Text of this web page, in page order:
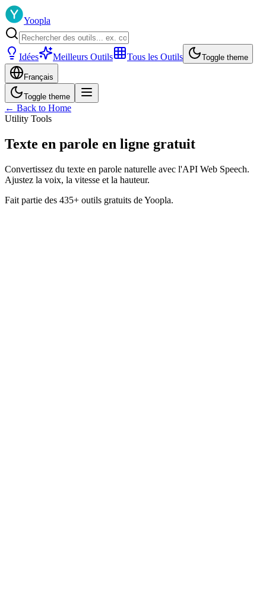
Yoopla
Idées Meilleurs Outils Tous les Outils Toggle theme
Français
Toggle theme
← Back to Home
Utility Tools
Texte en parole en ligne gratuit
Convertissez du texte en parole naturelle avec l'API Web Speech.
Ajustez la voix, la vitesse et la hauteur.
Fait partie des 435+ outils gratuits de Yoopla.